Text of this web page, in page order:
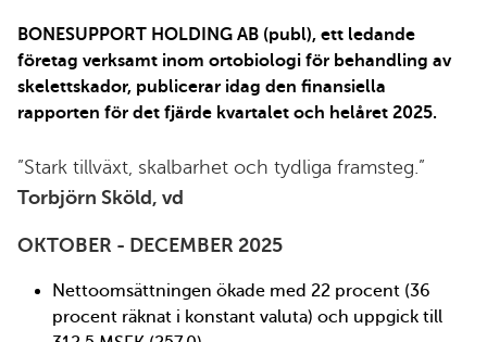
BONESUPPORT HOLDING AB (publ), ett ledande
företag verksamt inom ortobiologi för behandling av
skelettskador, publicerar idag den finansiella
rapporten för det fjärde kvartalet och helåret 2025.
”Stark tillväxt, skalbarhet och tydliga framsteg.”
Torbjörn Sköld, vd
OKTOBER - DECEMBER 2025
Nettoomsättningen ökade med 22 procent (36
procent räknat i konstant valuta) och uppgick till